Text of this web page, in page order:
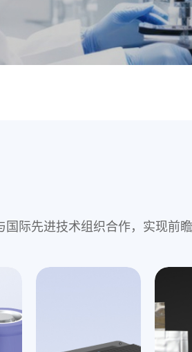
际先进技术组织合作，实现前
钠离子电池
710公
全性好
突出优势